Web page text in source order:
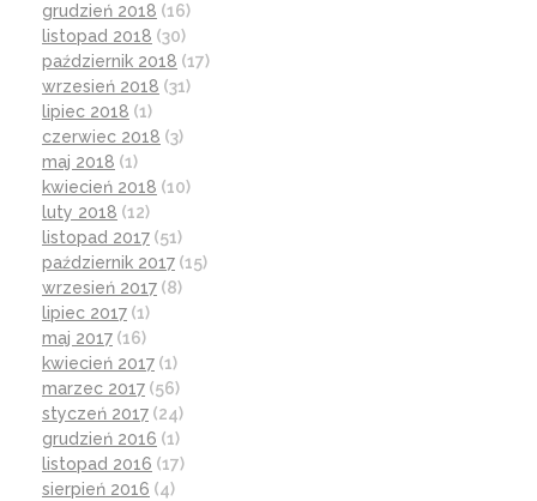
grudzień 2018 (16)
listopad 2018 (30)
październik 2018 (17)
wrzesień 2018 (31)
lipiec 2018 (1)
czerwiec 2018 (3)
maj 2018 (1)
kwiecień 2018 (10)
luty 2018 (12)
listopad 2017 (51)
październik 2017 (15)
wrzesień 2017 (8)
lipiec 2017 (1)
maj 2017 (16)
kwiecień 2017 (1)
marzec 2017 (56)
styczeń 2017 (24)
grudzień 2016 (1)
listopad 2016 (17)
sierpień 2016 (4)